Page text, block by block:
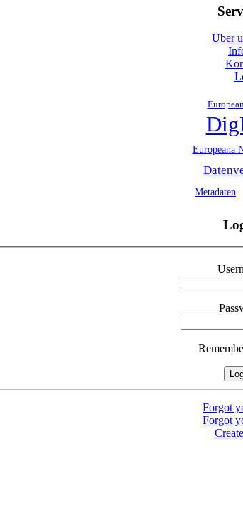
Über
Europeana
Metadaten
Forgot
Forgot